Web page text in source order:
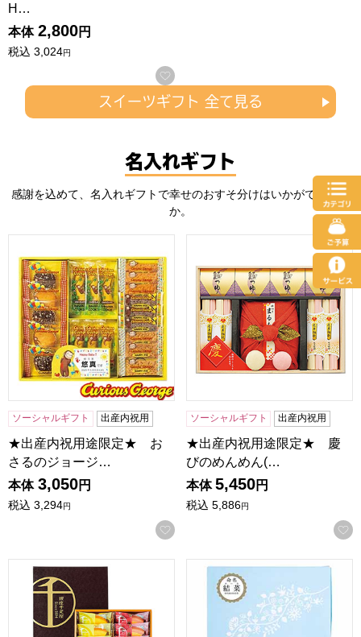
H…
本体 2,800円
税込 3,024円
お気に入りに登録する
スイーツギフト 全て見る
名入れギフト
感謝を込めて、名入れギフトで幸せのおすそ分けはいかがでしょう
か。
★出産内祝用途限定★ おさるのジョージ ハッピースイー
ソーシャルギフト 出産内祝用
★出産内祝用途限定★ お
さるのジョージ…
本体 3,050円
税込 3,294円
お気に入りに登録する
★出産内祝用途限定★ 慶びの
ソーシャルギフト 出産内祝用
★出産内祝用途限定★ 慶
びのめんめん(…
本体 5,450円
税込 5,886円
★出産内祝用途限定★ 銀座千疋屋 銀座フルーツクーヘン(
★出産内祝用途限定★ バー